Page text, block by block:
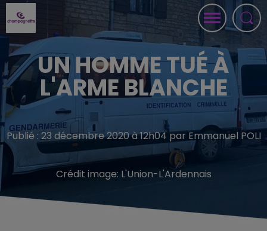
UN HOMME TUÉ À
L'ARME BLANCHE
Publié : 23 décembre 2020 à 12h04 par Emmanuel POLI
Crédit image: L'Union-L'Ardennais